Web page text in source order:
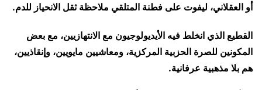
أو العقلاني، ليفوت على فطنة المتلقي ملاحظة ثقل الانحياز للدم.
القطيع الذي انخلط فيه الأيديولوجيون مع الانتهازيين، مع بعض
المكونين للصرة الحزبية المركزية، ومعاشيين مايويين، وإنقاذيين،
هم بلا مذهبية عرفانية.